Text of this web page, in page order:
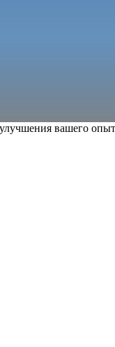
вашего